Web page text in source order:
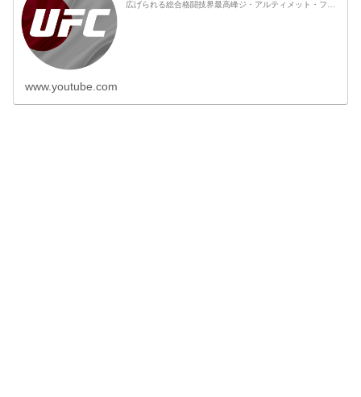
広げられる総合格闘技界最高峰ジ・アルティメット・ファ
www.youtube.com